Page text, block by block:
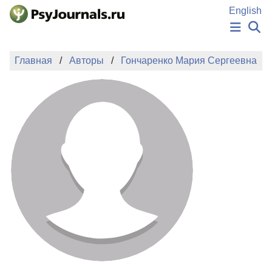
Перейти к основному содержанию
English
НОВОСТИ
АВТОРЫ
ПОДАТЬ РУКОПИСЬ
БАЗА ЗНАНИЙ
КЛЮЧЕВЫЕ СЛОВА
Регистрация
Главная Авторы Гончаренко Мария Сергеевна